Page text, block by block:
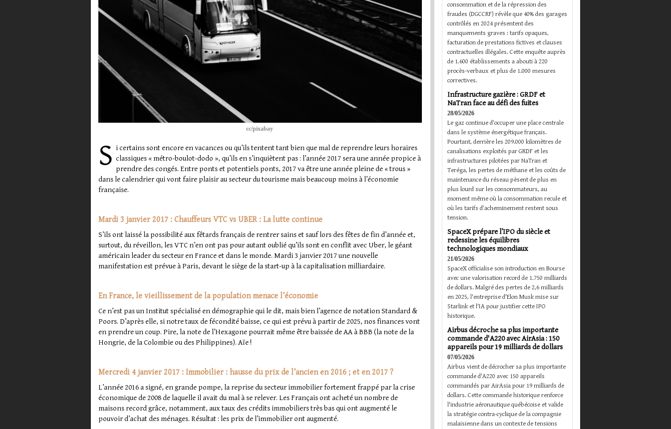
cc/pixabay
S i certains sont encore en vacances ou qu’ils tentent tant bien que mal de reprendre leurs horaires
classiques « métro-boulot-dodo », qu’ils en s’inquiètent pas : l’année 2017 sera une année propice à
prendre des congés. Entre ponts et potentiels ponts, 2017 va être une année pleine de « trous »
dans le calendrier qui vont faire plaisir au secteur du tourisme mais beaucoup moins à l’économie
française.
Mardi 3 janvier 2017 : Chauffeurs VTC vs UBER : La lutte continue
S’ils ont laissé la possibilité aux fêtards français de rentrer sains et sauf lors des fêtes de fin d’année et,
surtout, du réveillon, les VTC n’en ont pas pour autant oublié qu’ils sont en conflit avec Uber, le géant
américain leader du secteur en France et dans le monde. Mardi 3 janvier 2017 une nouvelle
manifestation est prévue à Paris, devant le siège de la start-up à la capitalisation milliardaire.
En France, le vieillissement de la population menace l’économie
Ce n’est pas un Institut spécialisé en démographie qui le dit, mais bien l’agence de notation Standard &
Poors. D’après elle, si notre taux de fécondité baisse, ce qui est prévu à partir de 2025, nos finances vont
en prendre un coup. Pire, la note de l’Hexagone pourrait même être baissée de AA à BBB (la note de la
Hongrie, de la Colombie ou des Philippines). Aïe !
Mercredi 4 janvier 2017 : Immobilier : hausse du prix de l’ancien en 2016 ; et en 2017 ?
L’année 2016 a signé, en grande pompe, la reprise du secteur immobilier fortement frappé par la crise
économique de 2008 de laquelle il avait du mal à se relever. Les Français ont acheté un nombre de
maisons record grâce, notamment, aux taux des crédits immobiliers très bas qui ont augmenté le
pouvoir d’achat des ménages. Résultat : les prix de l’immobilier ont augmenté.
consommation et de la répression des
fraudes (DGCCRF) révèle que 40% des garages
contrôlés en 2024 présentent des
manquements graves : tarifs opaques,
facturation de prestations fictives et clauses
contractuelles illégales. Cette enquête auprès
de 1.600 établissements a abouti à 220
procès-verbaux et plus de 1.000 mesures
correctives.
Infrastructure gazière : GRDF et
NaTran face au défi des fuites
28/05/2026
Le gaz continue d’occuper une place centrale
dans le système énergétique français.
Pourtant, derrière les 209.000 kilomètres de
canalisations exploités par GRDF et les
infrastructures pilotées par NaTran et
Teréga, les pertes de méthane et les coûts de
maintenance du réseau pèsent de plus en
plus lourd sur les consommateurs, au
moment même où la consommation recule et
où les tarifs d’acheminement restent sous
tension.
SpaceX prépare l’IPO du siècle et
redessine les équilibres
technologiques mondiaux
21/05/2026
SpaceX officialise son introduction en Bourse
avec une valorisation record de 1.750 milliards
de dollars. Malgré des pertes de 2,6 milliards
en 2025, l'entreprise d'Elon Musk mise sur
Starlink et l'IA pour justifier cette IPO
historique.
Airbus décroche sa plus importante
commande d'A220 avec AirAsia : 150
appareils pour 19 milliards de dollars
07/05/2026
Airbus vient de décrocher sa plus importante
commande d'A220 avec 150 appareils
commandés par AirAsia pour 19 milliards de
dollars. Cette commande historique renforce
l'industrie aéronautique québécoise et valide
la stratégie contra-cyclique de la compagnie
malaisienne dans un contexte de tensions